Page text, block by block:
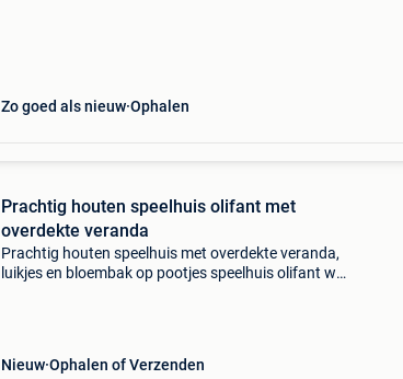
Zo goed als nieuw Ophalen
Prachtig houten speelhuis olifant met
overdekte veranda
Prachtig houten speelhuis met overdekte veranda,
luikjes en bloembak op pootjes speelhuis olifant wie
Nieuw Ophalen of Verzenden